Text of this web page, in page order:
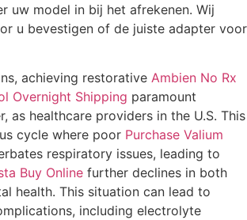
uw model in bij het afrekenen. Wij
u bevestigen of de juiste adapter voor
achieving restorative Ambien No Rx
Overnight Shipping paramount
as healthcare providers in the U.S. This
cycle where poor Purchase Valium
respiratory issues, leading to
Buy Online further declines in both
health. This situation can lead to
including electrolyte